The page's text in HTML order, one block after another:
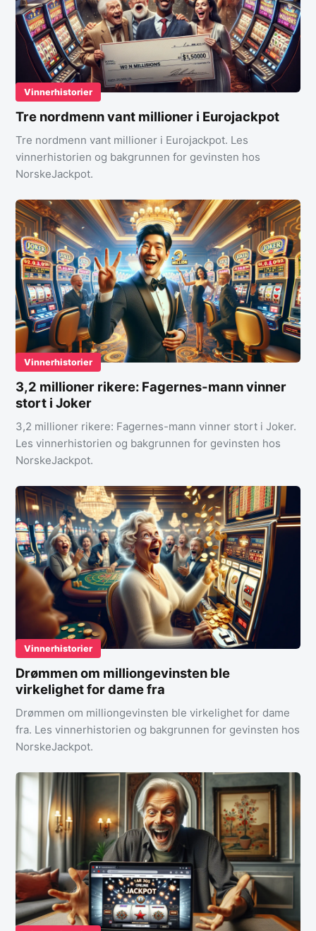
Vinnerhistorier
Tre nordmenn vant millioner i Eurojackpot
Tre nordmenn vant millioner i Eurojackpot. Les
vinnerhistorien og bakgrunnen for gevinsten hos
NorskeJackpot.
Vinnerhistorier
3,2 millioner rikere: Fagernes-mann vinner
stort i Joker
3,2 millioner rikere: Fagernes-mann vinner stort i Joker.
Les vinnerhistorien og bakgrunnen for gevinsten hos
NorskeJackpot.
Vinnerhistorier
Drømmen om milliongevinsten ble
virkelighet for dame fra
Drømmen om milliongevinsten ble virkelighet for dame
fra. Les vinnerhistorien og bakgrunnen for gevinsten hos
NorskeJackpot.